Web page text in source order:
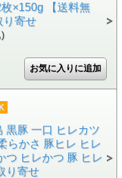
×150g 【送料無
り寄せ
黒豚 一口 ヒレカツ
らかさ 豚ヒレ ヒレ
つ ヒレかつ 豚 ヒレ
り寄せ